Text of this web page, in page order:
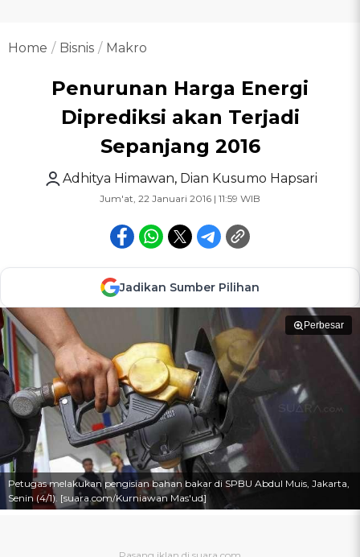
Home Bisnis Makro
Penurunan Harga Energi
Diprediksi akan Terjadi
Sepanjang 2016
Adhitya Himawan, Dian Kusumo Hapsari
Jum'at, 22 Januari 2016 | 11:59 WIB
Jadikan Sumber Pilihan
Perbesar
Petugas melakukan pengisian bahan bakar di SPBU Abdul Muis, Jakarta,
Senin (4/1). [suara.com/Kurniawan Mas'ud]